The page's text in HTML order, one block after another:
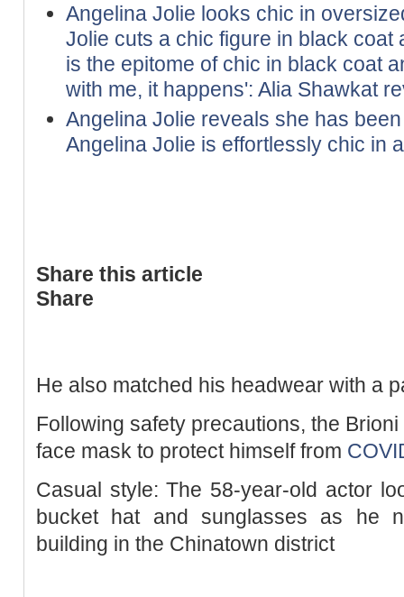
Angelina Jolie looks chic in
Jolie cuts a chic figure in black coat
is the epitome of chic in black coat
with me, it happens': Alia Shawkat
Angelina Jolie reveals she has
Angelina Jolie is effortlessly chic in
Share this article
Share
He also matched his headwear with a
Following safety precautions, the
face mask to protect himself from
Casual style: The 58-year-old actor
bucket hat and sunglasses as he
building in the Chinatown district